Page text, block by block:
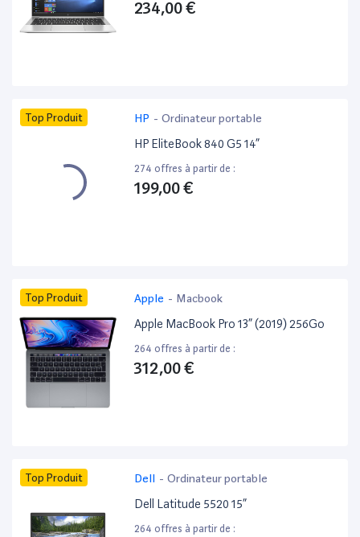
234,00 €
Top Produit HP - Ordinateur portable
HP EliteBook 840 G5 14”
274 offres à partir de :
199,00 €
Top Produit Apple - Macbook
Apple MacBook Pro 13” (2019) 256Go
264 offres à partir de :
312,00 €
Top Produit Dell - Ordinateur portable
Dell Latitude 5520 15”
264 offres à partir de :